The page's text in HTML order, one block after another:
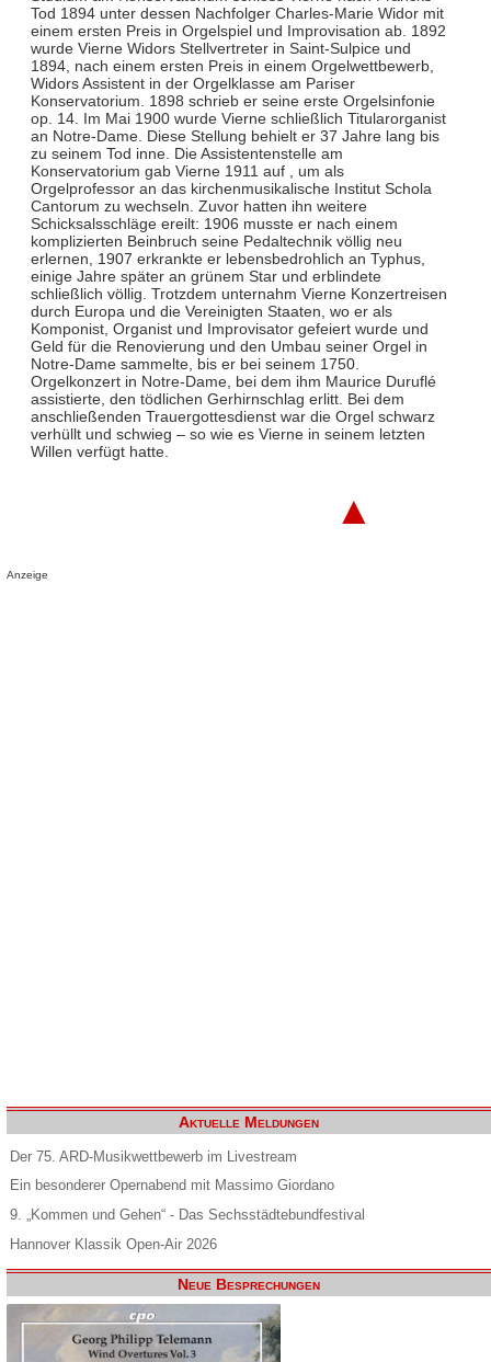
Tod 1894 unter dessen Nachfolger Charles-Marie Widor mit
einem ersten Preis in Orgelspiel und Improvisation ab. 1892
wurde Vierne Widors Stellvertreter in Saint-Sulpice und
1894, nach einem ersten Preis in einem Orgelwettbewerb,
Widors Assistent in der Orgelklasse am Pariser
Konservatorium. 1898 schrieb er seine erste Orgelsinfonie
op. 14. Im Mai 1900 wurde Vierne schließlich Titularorganist
an Notre-Dame. Diese Stellung behielt er 37 Jahre lang bis
zu seinem Tod inne. Die Assistentenstelle am
Konservatorium gab Vierne 1911 auf , um als
Orgelprofessor an das kirchenmusikalische Institut Schola
Cantorum zu wechseln. Zuvor hatten ihn weitere
Schicksalsschläge ereilt: 1906 musste er nach einem
komplizierten Beinbruch seine Pedaltechnik völlig neu
erlernen, 1907 erkrankte er lebensbedrohlich an Typhus,
einige Jahre später an grünem Star und erblindete
schließlich völlig. Trotzdem unternahm Vierne Konzertreisen
durch Europa und die Vereinigten Staaten, wo er als
Komponist, Organist und Improvisator gefeiert wurde und
Geld für die Renovierung und den Umbau seiner Orgel in
Notre-Dame sammelte, bis er bei seinem 1750.
Orgelkonzert in Notre-Dame, bei dem ihm Maurice Duruflé
assistierte, den tödlichen Gerhirnschlag erlitt. Bei dem
anschließenden Trauergottesdienst war die Orgel schwarz
verhüllt und schwieg – so wie es Vierne in seinem letzten
Willen verfügt hatte.
▲
Anzeige
Aktuelle Meldungen
Der 75. ARD-Musikwettbewerb im Livestream
Ein besonderer Opernabend mit Massimo Giordano
9. „Kommen und Gehen“ - Das Sechsstädtebundfestival
Hannover Klassik Open-Air 2026
Neue Besprechungen